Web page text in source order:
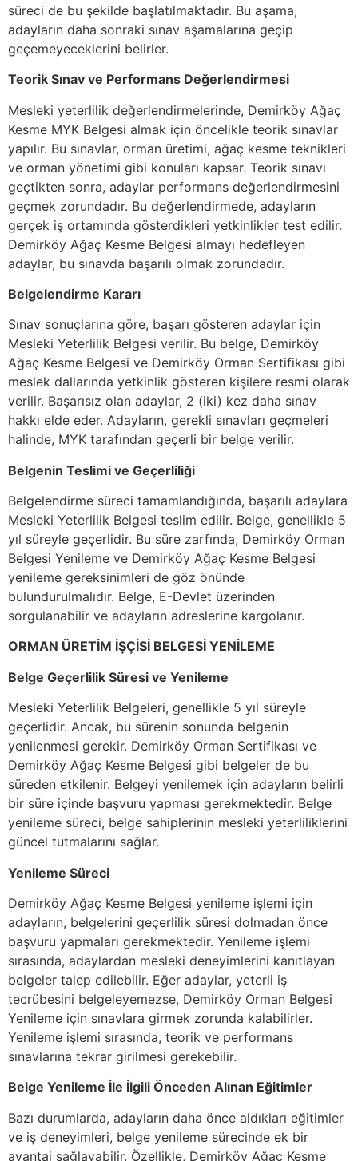
süreci de bu şekilde başlatılmaktadır. Bu aşama,
adayların daha sonraki sınav aşamalarına geçip
geçemeyeceklerini belirler.
Teorik Sınav ve Performans Değerlendirmesi
Mesleki yeterlilik değerlendirmelerinde, Demirköy Ağaç
Kesme MYK Belgesi almak için öncelikle teorik sınavlar
yapılır. Bu sınavlar, orman üretimi, ağaç kesme teknikleri
ve orman yönetimi gibi konuları kapsar. Teorik sınavı
geçtikten sonra, adaylar performans değerlendirmesini
geçmek zorundadır. Bu değerlendirmede, adayların
gerçek iş ortamında gösterdikleri yetkinlikler test edilir.
Demirköy Ağaç Kesme Belgesi almayı hedefleyen
adaylar, bu sınavda başarılı olmak zorundadır.
Belgelendirme Kararı
Sınav sonuçlarına göre, başarı gösteren adaylar için
Mesleki Yeterlilik Belgesi verilir. Bu belge, Demirköy
Ağaç Kesme Belgesi ve Demirköy Orman Sertifikası gibi
meslek dallarında yetkinlik gösteren kişilere resmi olarak
verilir. Başarısız olan adaylar, 2 (iki) kez daha sınav
hakkı elde eder. Adayların, gerekli sınavları geçmeleri
halinde, MYK tarafından geçerli bir belge verilir.
Belgenin Teslimi ve Geçerliliği
Belgelendirme süreci tamamlandığında, başarılı adaylara
Mesleki Yeterlilik Belgesi teslim edilir. Belge, genellikle 5
yıl süreyle geçerlidir. Bu süre zarfında, Demirköy Orman
Belgesi Yenileme ve Demirköy Ağaç Kesme Belgesi
yenileme gereksinimleri de göz önünde
bulundurulmalıdır. Belge, E-Devlet üzerinden
sorgulanabilir ve adayların adreslerine kargolanır.
ORMAN ÜRETİM İŞÇİSİ BELGESİ YENİLEME
Belge Geçerlilik Süresi ve Yenileme
Mesleki Yeterlilik Belgeleri, genellikle 5 yıl süreyle
geçerlidir. Ancak, bu sürenin sonunda belgenin
yenilenmesi gerekir. Demirköy Orman Sertifikası ve
Demirköy Ağaç Kesme Belgesi gibi belgeler de bu
süreden etkilenir. Belgeyi yenilemek için adayların belirli
bir süre içinde başvuru yapması gerekmektedir. Belge
yenileme süreci, belge sahiplerinin mesleki yeterliliklerini
güncel tutmalarını sağlar.
Yenileme Süreci
Demirköy Ağaç Kesme Belgesi yenileme işlemi için
adayların, belgelerini geçerlilik süresi dolmadan önce
başvuru yapmaları gerekmektedir. Yenileme işlemi
sırasında, adaylardan mesleki deneyimlerini kanıtlayan
belgeler talep edilebilir. Eğer adaylar, yeterli iş
tecrübesini belgeleyemezse, Demirköy Orman Belgesi
Yenileme için sınavlara girmek zorunda kalabilirler.
Yenileme işlemi sırasında, teorik ve performans
sınavlarına tekrar girilmesi gerekebilir.
Belge Yenileme İle İlgili Önceden Alınan Eğitimler
Bazı durumlarda, adayların daha önce aldıkları eğitimler
ve iş deneyimleri, belge yenileme sürecinde ek bir
avantaj sağlayabilir. Özellikle, Demirköy Ağaç Kesme